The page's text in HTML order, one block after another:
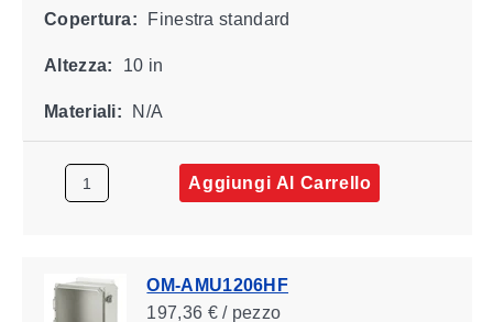
Copertura:
Finestra standard
Altezza: 10 in
Materiali: N/A
Aggiungi Al Carrello
OM-AMU1206HF
197,36 € / pezzo